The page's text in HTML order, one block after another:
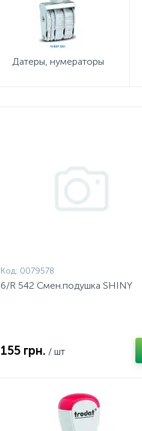
Датеры, нумераторы
Код: 0079578
6/R 542 Смен.подушка SHINY
155 грн. / шт